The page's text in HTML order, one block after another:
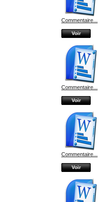
Commentaire...
Voir
Commentaire...
Voir
Commentaire...
Voir